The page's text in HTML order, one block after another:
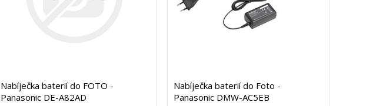
Nabíječka baterií do FOTO -
Panasonic DE-A82AD
Nabíječka baterií do Foto -
Panasonic DMW-AC5EB